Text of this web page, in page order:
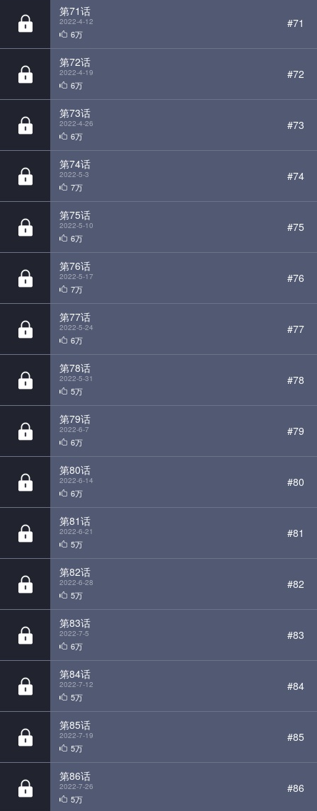
第72话
2022-4-19
6万
#72
第73话
2022-4-26
6万
#73
第74话
2022-5-3
7万
#74
第75话
2022-5-10
6万
#75
第76话
2022-5-17
7万
#76
第77话
2022-5-24
6万
#77
第78话
2022-5-31
5万
#78
第79话
2022-6-7
6万
#79
第80话
2022-6-14
6万
#80
第81话
2022-6-21
5万
#81
第82话
2022-6-28
5万
#82
第83话
2022-7-5
6万
#83
第84话
2022-7-12
5万
#84
第85话
2022-7-19
5万
#85
第86话
2022-7-26
5万
#86
第87话
2022-8-2
5万
#87